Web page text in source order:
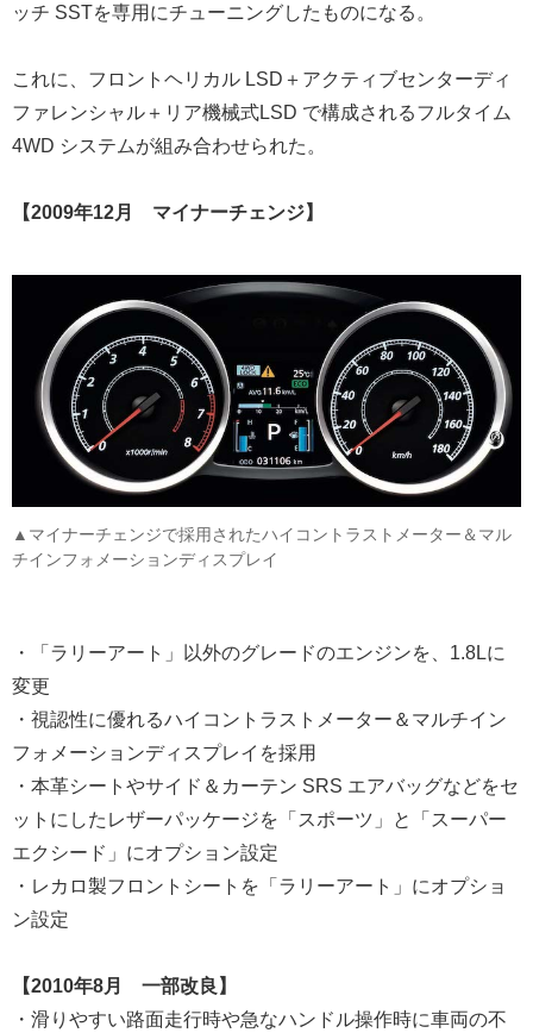
ッチ SSTを専用にチューニングしたものになる。
これに、フロントヘリカル LSD＋アクティブセンターディ
ファレンシャル＋リア機械式LSD で構成されるフルタイム
4WD システムが組み合わせられた。
【2009年12月 マイナーチェンジ】
▲マイナーチェンジで採用されたハイコントラストメーター＆マル
チインフォメーションディスプレイ
・「ラリーアート」以外のグレードのエンジンを、1.8Lに
変更
・視認性に優れるハイコントラストメーター＆マルチイン
フォメーションディスプレイを採用
・本革シートやサイド＆カーテン SRS エアバッグなどをセ
ットにしたレザーパッケージを「スポーツ」と「スーパー
エクシード」にオプション設定
・レカロ製フロントシートを「ラリーアート」にオプショ
ン設定
【2010年8月 一部改良】
・滑りやすい路面走行時や急なハンドル操作時に車両の不